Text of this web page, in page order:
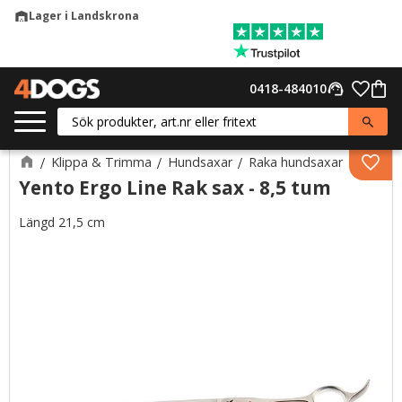
warehouseLager i Landskrona
support_agent
0418-484010
Klippa & Trimma Hundsaxar Raka hundsaxar
Yento Ergo Line Rak sax - 8,5 tum
Längd 21,5 cm